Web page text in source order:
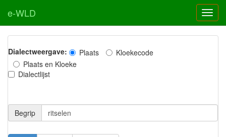
e-WLD
Dialectweergave: Plaats
Kloekecode
Plaats en Kloeke
Dialectlijst
Begrip